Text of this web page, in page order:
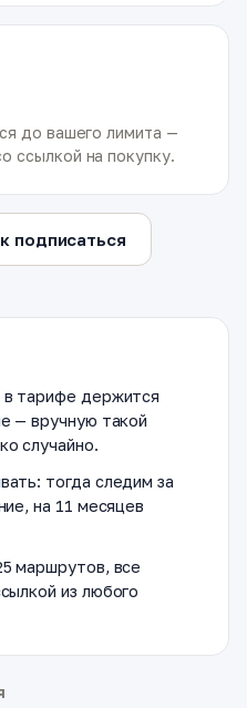
до вашего лимита —
ссылкой на покупку.
подписаться
тарифе держится
— вручную такой
случайно.
тогда следим за
на 11 месяцев
маршрутов, все
из любого